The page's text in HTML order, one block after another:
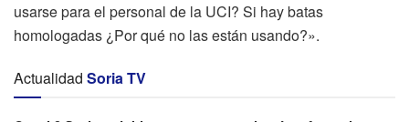
usarse para el personal de la UCI? Si hay batas
homologadas ¿Por qué no las están usando?».
Actualidad Soria TV